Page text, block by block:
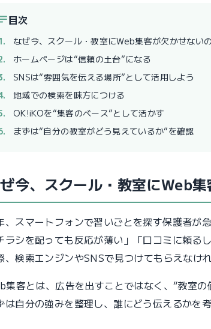
目次
なぜ今、スクール・教室にWeb集客が欠かせない
ホームページは“信頼の土台”になる
SNSは“雰囲気を伝える場所”として活用しよう
地域での検索を味方につける
OK!iKOを“集客のベース”として活かす
まずは“自分の教室がどう見えているか”を確認
今、スクール・教室にWeb
、スマートフォンで習いごとを探す保護者が
ラシを配っても反応が薄い」「口コミに頼る
、検索エンジンやSNSで見つけてもらえなけ
集客とは、広告を出すことではなく、“教室の
は自分の強みを整理し、誰にどう伝えるかを